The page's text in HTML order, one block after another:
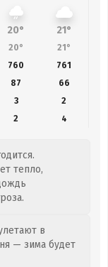
20° 21°
20° 21°
760 761
87 66
3
2
2 4
тепло,
в
— зима будет